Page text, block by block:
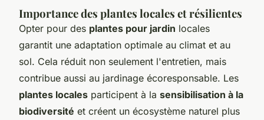
Importance des plantes locales et résilientes
Opter pour des plantes pour jardin locales
garantit une adaptation optimale au climat et au
sol. Cela réduit non seulement l'entretien, mais
contribue aussi au jardinage écoresponsable. Les
plantes locales participent à la sensibilisation à la
biodiversité et créent un écosystème naturel plus